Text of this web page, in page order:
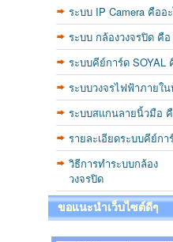
ระบบ IP Camera คืออ
ระบบ กล้องวงจรปิด คือ
ระบบคีย์การ์ด SOYAL
ระบบวงจรไฟฟ้าภายใ
ระบบสแกนลายนิ้วมือ
รายละเอียดระบบคีย์กา
วิธีการทำระบบกล้อง
วงจรปิด
ขอแนะนำเว็บไซต์ดีๆ